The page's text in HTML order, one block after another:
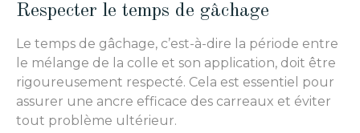
Respecter le temps de gâchage
Le temps de gâchage, c’est-à-dire la période entre
le mélange de la colle et son application, doit être
rigoureusement respecté. Cela est essentiel pour
assurer une ancre efficace des carreaux et éviter
tout problème ultérieur.